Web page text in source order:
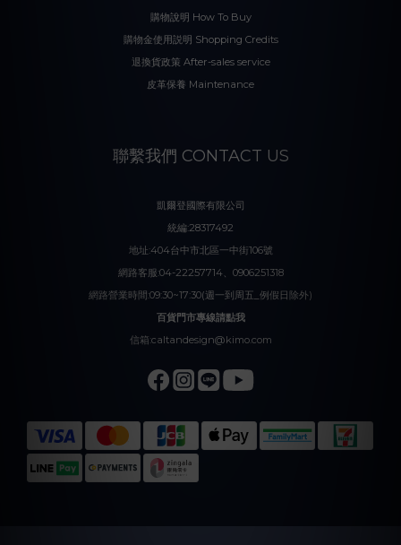
購物說明 How To Buy
購物金使用説明 Shopping Credits
退換貨政策 After-sales service
皮革保養 Maintenance
聯繫我們 CONTACT US
凱爾登國際有限公司
統編:28317492
地址:404台中市北區一中街106號
網路客服:04-22257714、0906251318
網路營業時間:09:30~17:30(週一到周五_例假日除外)
百貨門市專線請點我
信箱:caltandesign@kimo.com